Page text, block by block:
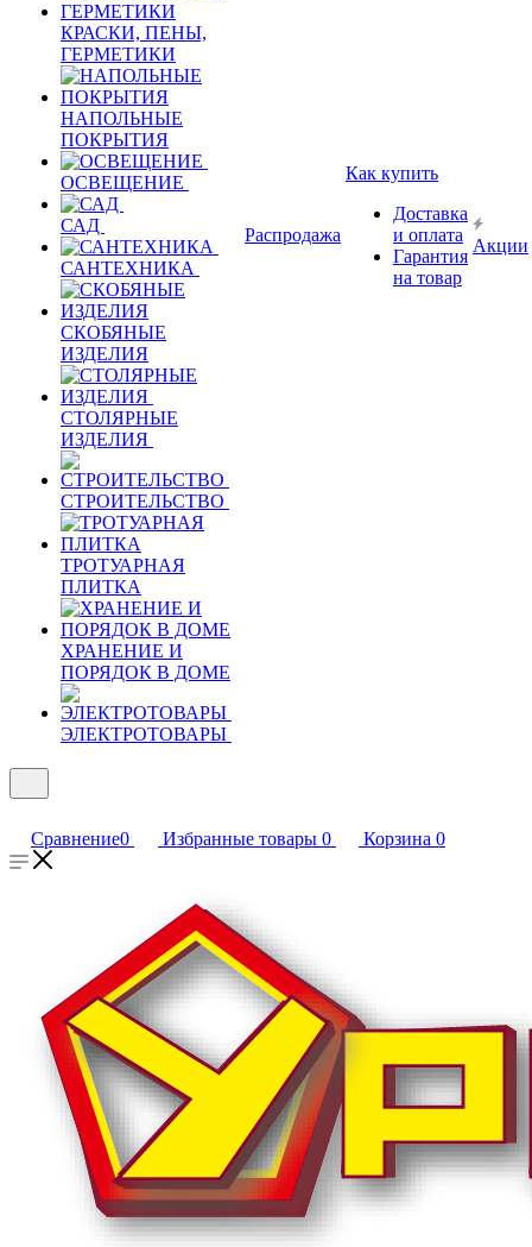
КРАСКИ, ПЕНЫ,
ГЕРМЕТИКИ
НАПОЛЬНЫЕ
ПОКРЫТИЯ
ОСВЕЩЕНИЕ
САД
САНТЕХНИКА
СКОБЯНЫЕ
ИЗДЕЛИЯ
СТОЛЯРНЫЕ
ИЗДЕЛИЯ
СТРОИТЕЛЬСТВО
ТРОТУАРНАЯ
ПЛИТКА
ХРАНЕНИЕ И
ПОРЯДОК В ДОМЕ
ЭЛЕКТРОТОВАРЫ
Распродажа
Как купить
Доставка
и оплата
Гарантия
на товар
Акции
Сравнение0 Избранные товары 0 Корзина 0